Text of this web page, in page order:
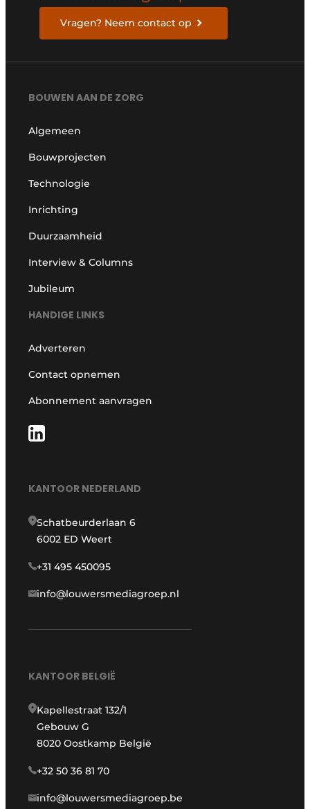
Vragen? Neem contact op
BOUWEN AAN DE ZORG
Algemeen
Bouwprojecten
Technologie
Inrichting
Duurzaamheid
Interview & Columns
Jubileum
HANDIGE LINKS
Adverteren
Contact opnemen
Abonnement aanvragen
KANTOOR NEDERLAND
Schatbeurderlaan 6
6002 ED Weert
+31 495 450095
info@louwersmediagroep.nl
KANTOOR BELGIË
Kapellestraat 132/1
Gebouw G
8020 Oostkamp België
+32 50 36 81 70
info@louwersmediagroep.be